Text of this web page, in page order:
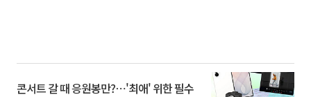
콘서트 갈 때 응원봉만?⋯'최애' 위한 필수